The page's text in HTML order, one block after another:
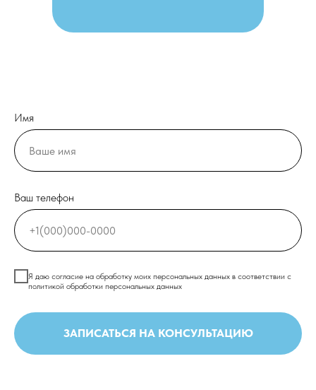
Имя
Ваш телефон
Я даю согласие на обработку моих персональных данных в соответствии с
политикой обработки персональных данных
ЗАПИСАТЬСЯ НА КОНСУЛЬТАЦИЮ